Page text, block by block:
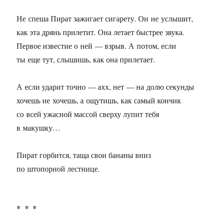
Не спеша Пират зажигает сигарету. Он не услышит,
как эта дрянь прилетит. Она летает быстрее звука.
Первое известие о ней — взрыв. А потом, если
ты еще тут, слышишь, как она прилетает.
А если ударит точно — ахх, нет — на долю секунды
хочешь не хочешь, а ощутишь, как самый кончик
со всей ужасной массой сверху лупит тебя
в макушку…
Пират горбится, таща свои бананы вниз
по штопорной лестнице.
* * *